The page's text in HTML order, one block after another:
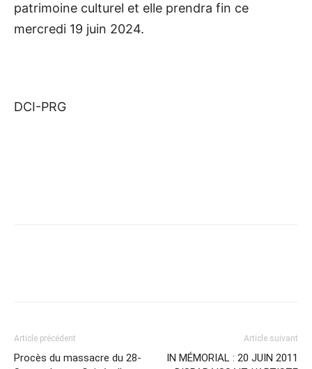
patrimoine culturel et elle prendra fin ce
mercredi 19 juin 2024.
DCI-PRG
Article précédent
Procès du massacre du 28-
Article suivant
IN MÉMORIAL : 20 JUIN 2011